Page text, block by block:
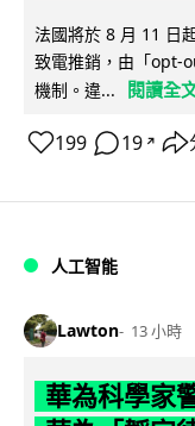
法國將於 8 月 11 日
致電推銷，由「opt-
機制。違...
閱讀全
199 19 ↗
人工智能
Lawton 13 小時
華為科學家